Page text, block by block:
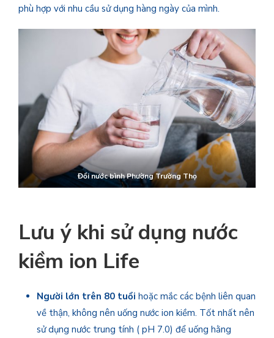
phù hợp với nhu cầu sử dụng hàng ngày của mình.
Đổi nước bìnhPhường Trường Thọ
Lưu ý khi sử dụng nước
kiềm ion Life
Người lớn trên 80 tuổi hoặc mắc các bệnh liên quan
về thận, không nên uống nước ion kiềm. Tốt nhất nên
sử dụng nước trung tính ( pH 7.0) để uống hằng